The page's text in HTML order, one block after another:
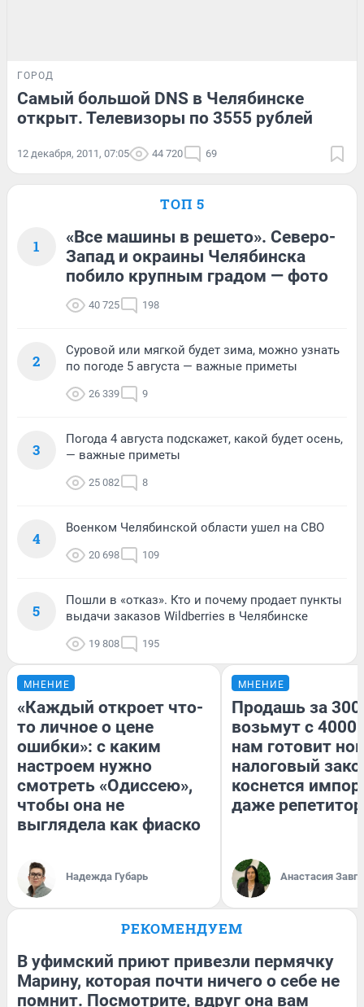
ГОРОД
Самый большой DNS в Челябинске
открыт. Телевизоры по 3555 рублей
12 декабря, 2011, 07:05 44 720 69
ТОП 5
1
«Все машины в решето». Северо-
Запад и окраины Челябинска
побило крупным градом — фото
40 725 198
2
Суровой или мягкой будет зима, можно узнать
по погоде 5 августа — важные приметы
26 339 9
3
Погода 4 августа подскажет, какой будет осень,
— важные приметы
25 082 8
4
Военком Челябинской области ушел на СВО
20 698 109
5
Пошли в «отказ». Кто и почему продает пункты
выдачи заказов Wildberries в Челябинске
19 808 195
МНЕНИЕ
«Каждый откроет что-
то личное о цене
ошибки»: с каким
настроем нужно
смотреть «Одиссею»,
чтобы она не
выглядела как фиаско
Надежда Губарь
МНЕНИЕ
Продашь за
возьмут с
нам готовит
налоговый
коснется
даже
Анастасия
РЕКОМЕНДУЕМ
В уфимский приют привезли пермячку
Марину, которая почти ничего о себе не
помнит. Посмотрите, вдруг она вам